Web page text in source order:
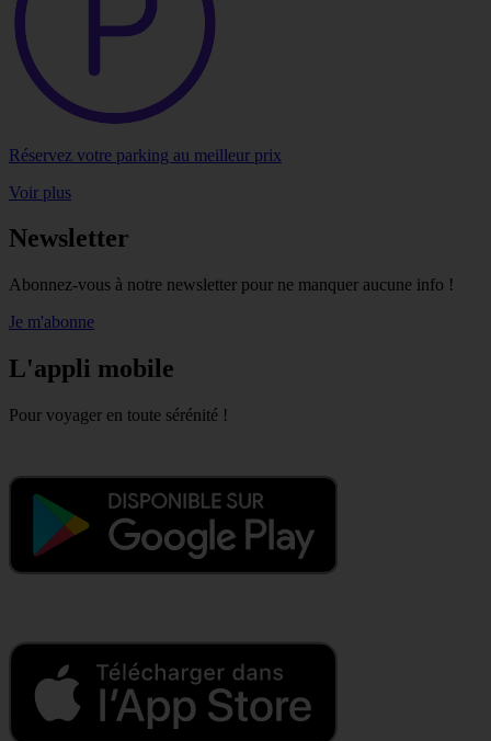
Réservez votre parking au meilleur prix
Voir plus
Newsletter
Abonnez-vous à notre newsletter pour ne manquer aucune info !
Je m'abonne
L'appli mobile
Pour voyager en toute sérénité !